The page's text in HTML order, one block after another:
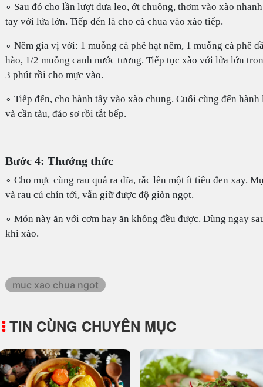
∘ Sau đó cho lần lượt dưa leo, ớt chuông, thơm vào xào nhanh
tay với lửa lớn. Tiếp đến là cho cà chua vào xào tiếp.
∘ Nêm gia vị với: 1 muỗng cà phê hạt nêm, 1 muỗng cà phê
hào, 1/2 muỗng canh nước tương. Tiếp tục xào với lửa lớn
3 phút rồi cho mực vào.
∘ Tiếp đến, cho hành tây vào xào chung. Cuối cùng đến hành
và cần tàu, đảo sơ rồi tắt bếp.
Bước 4: Thưởng thức
∘ Cho mực cùng rau quả ra dĩa, rắc lên một ít tiêu đen xay.
và rau củ chín tới, vẫn giữ được độ giòn ngọt.
∘ Món này ăn với cơm hay ăn không đều được. Dùng ngay
khi xào.
muc xao chua ngot
TIN CÙNG CHUYÊN MỤC